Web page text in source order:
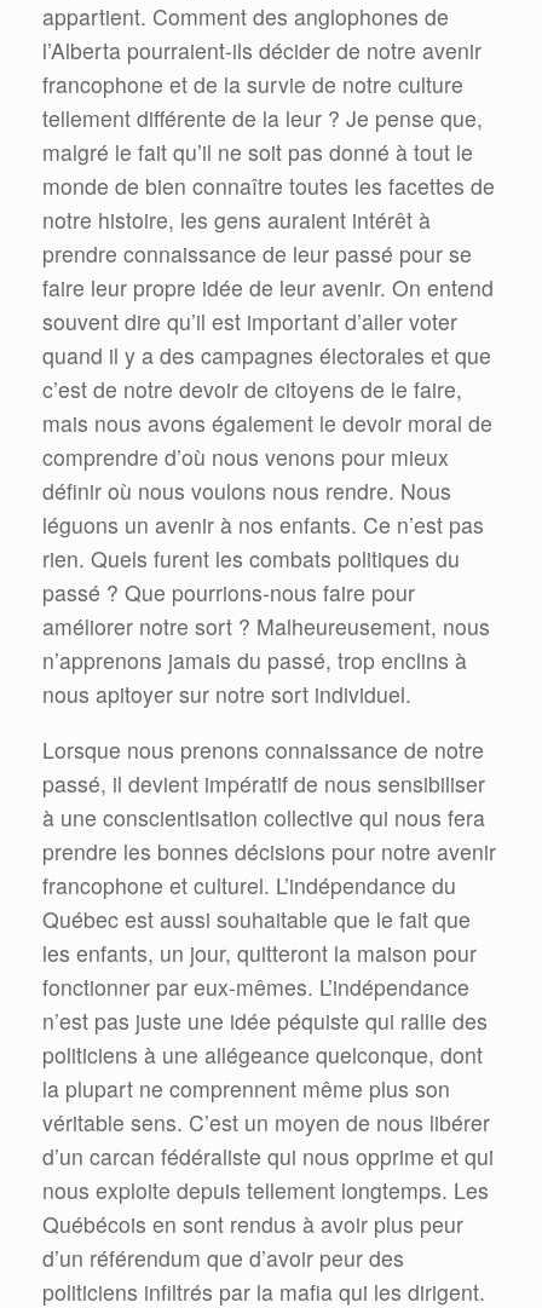
appartient. Comment des anglophones de
l’Alberta pourraient-ils décider de notre avenir
francophone et de la survie de notre culture
tellement différente de la leur ? Je pense que,
malgré le fait qu’il ne soit pas donné à tout le
monde de bien connaître toutes les facettes de
notre histoire, les gens auraient intérêt à
prendre connaissance de leur passé pour se
faire leur propre idée de leur avenir. On entend
souvent dire qu’il est important d’aller voter
quand il y a des campagnes électorales et que
c’est de notre devoir de citoyens de le faire,
mais nous avons également le devoir moral de
comprendre d’où nous venons pour mieux
définir où nous voulons nous rendre. Nous
léguons un avenir à nos enfants. Ce n’est pas
rien. Quels furent les combats politiques du
passé ? Que pourrions-nous faire pour
améliorer notre sort ? Malheureusement, nous
n’apprenons jamais du passé, trop enclins à
nous apitoyer sur notre sort individuel.
Lorsque nous prenons connaissance de notre
passé, il devient impératif de nous sensibiliser
à une conscientisation collective qui nous fera
prendre les bonnes décisions pour notre avenir
francophone et culturel. L’indépendance du
Québec est aussi souhaitable que le fait que
les enfants, un jour, quitteront la maison pour
fonctionner par eux-mêmes. L’indépendance
n’est pas juste une idée péquiste qui rallie des
politiciens à une allégeance quelconque, dont
la plupart ne comprennent même plus son
véritable sens. C’est un moyen de nous libérer
d’un carcan fédéraliste qui nous opprime et qui
nous exploite depuis tellement longtemps. Les
Québécois en sont rendus à avoir plus peur
d’un référendum que d’avoir peur des
politiciens infiltrés par la mafia qui les dirigent.